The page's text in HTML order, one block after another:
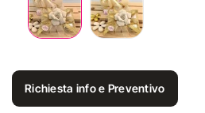
Richiesta info e Preventivo